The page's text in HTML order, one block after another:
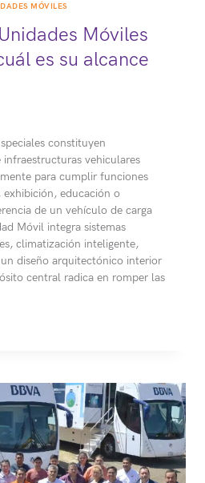
MÓVILES
Móviles
es su alcance
constituyen
vehiculares
para cumplir funciones
exhibición, educación o
de un vehículo de carga
Móvil integra sistemas
climatización inteligente,
diseño arquitectónico interior
central radica en romper las